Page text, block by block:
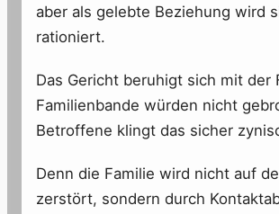
aber als gelebte Beziehung wird
rationiert.
Das Gericht beruhigt sich mit der
Familienbande würden nicht
Betroffene klingt das sicher
Denn die Familie wird nicht auf
zerstört, sondern durch